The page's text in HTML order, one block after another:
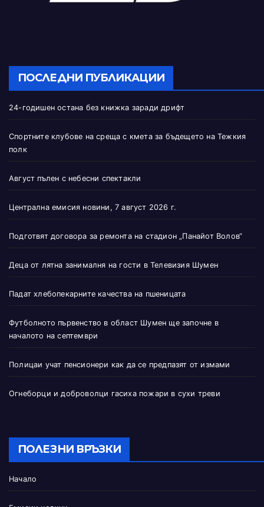
ПОСЛЕДНИ ПУБЛИКАЦИИ
24-годишен остана без книжка заради дрифт
Спортните клубове на среща с кмета за бъдещето на Тежкия
полк
Август пълен с небесни спектакли
Централна емисия новини, 7 август 2026 г.
Подготвят договора за ремонта на стадион „Панайот Волов“
Деца от лятна занималня на гости в Телевизия Шумен
Падат хлебопекарните качества на пшеницата
Футболното първенство в област Шумен ще започне в
началото на септември
Полицаи учат пенсионери как да се предпазят от измами
Огнеборци и доброволци гасиха пожари в сухи треви
ПОЛЕЗНИ ВРЪЗКИ
Начало